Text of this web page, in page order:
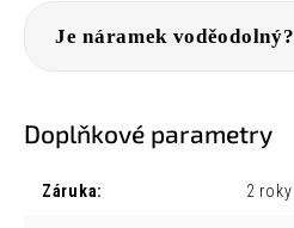
Je náramek voděodolný?
Doplňkové parametry
Záruka: 2 roky